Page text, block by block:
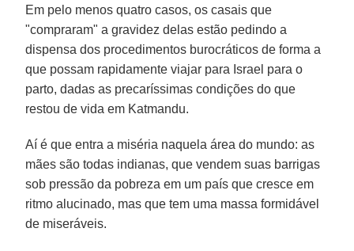
Em pelo menos quatro casos, os casais que
"compraram" a gravidez delas estão pedindo a
dispensa dos procedimentos burocráticos de forma a
que possam rapidamente viajar para Israel para o
parto, dadas as precaríssimas condições do que
restou de vida em Katmandu.
Aí é que entra a miséria naquela área do mundo: as
mães são todas indianas, que vendem suas barrigas
sob pressão da pobreza em um país que cresce em
ritmo alucinado, mas que tem uma massa formidável
de miseráveis.